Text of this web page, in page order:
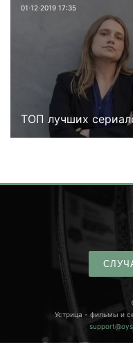
01⋅12⋅2019 17:35
ТОП лучших
Устрица - фильмы и